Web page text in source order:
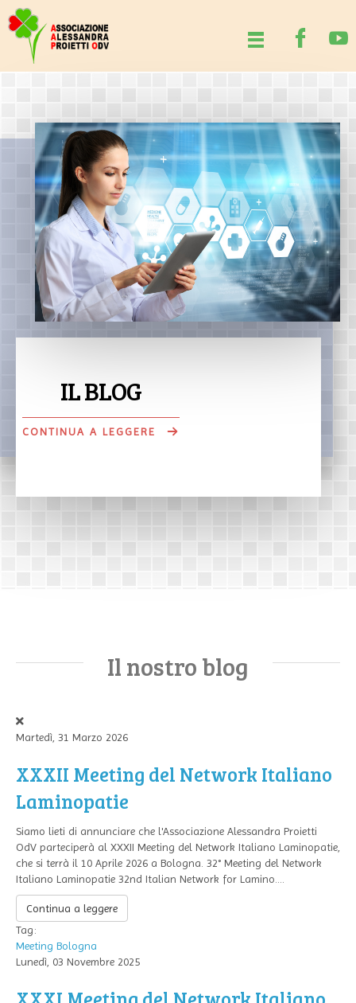
IL BLOG
CONTINUA A LEGGERE
Il nostro blog
Martedì, 31 Marzo 2026
XXXII Meeting del Network Italiano
Laminopatie
Siamo lieti di annunciare che l'Associazione Alessandra Proietti
OdV parteciperà al XXXII Meeting del Network Italiano Laminopatie,
che si terrà il 10 Aprile 2026 a Bologna. 32° Meeting del Network
Italiano Laminopatie 32nd Italian Network for Lamino....
Continua a leggere
Tag:
Meeting Bologna
Lunedì, 03 Novembre 2025